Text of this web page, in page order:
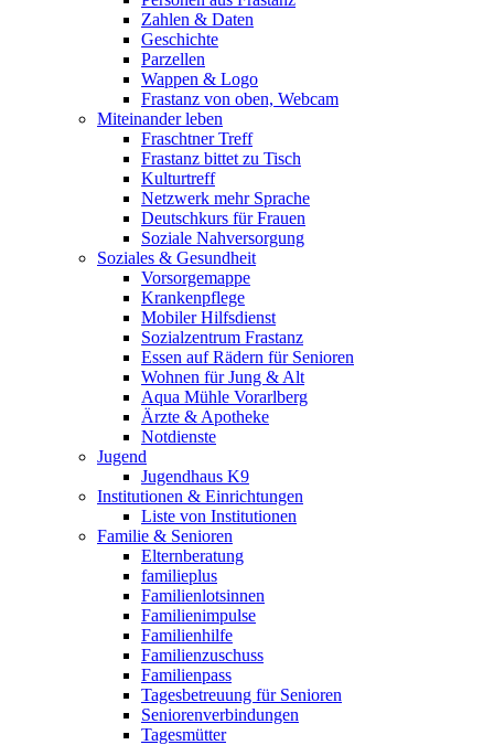
Zahlen & Daten
Geschichte
Parzellen
Wappen & Logo
Frastanz von oben, Webcam
Miteinander leben
Fraschtner Treff
Frastanz bittet zu Tisch
Kulturtreff
Netzwerk mehr Sprache
Deutschkurs für Frauen
Soziale Nahversorgung
Soziales & Gesundheit
Vorsorgemappe
Krankenpflege
Mobiler Hilfsdienst
Sozialzentrum Frastanz
Essen auf Rädern für Senioren
Wohnen für Jung & Alt
Aqua Mühle Vorarlberg
Ärzte & Apotheke
Notdienste
Jugend
Jugendhaus K9
Institutionen & Einrichtungen
Liste von Institutionen
Familie & Senioren
Elternberatung
familieplus
Familienlotsinnen
Familienimpulse
Familienhilfe
Familienzuschuss
Familienpass
Tagesbetreuung für Senioren
Seniorenverbindungen
Tagesmütter